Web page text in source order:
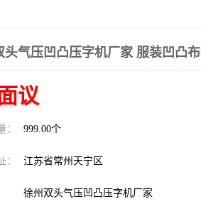
头气压凹凸压字机厂家 服装凹凸
议
： 999.00个
： 江苏省常州天宁区
徐州双头气压凹凸压字机厂家